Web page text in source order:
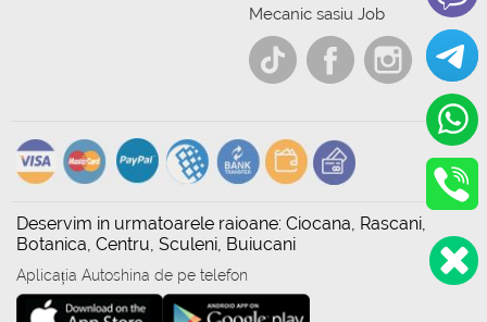
Mecanic sasiu Job
Deservim in urmatoarele raioane: Ciocana, Rascani,
Botanica, Centru, Sculeni, Buiucani
Aplicația Autoshina de pe telefon